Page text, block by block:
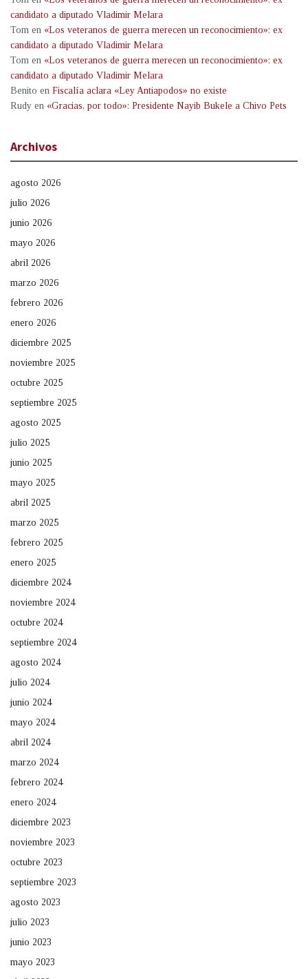
candidato a diputado Vladimir Melara
Tom en «Los veteranos de guerra merecen un reconocimiento»: ex
candidato a diputado Vladimir Melara
Tom en «Los veteranos de guerra merecen un reconocimiento»: ex
candidato a diputado Vladimir Melara
Benito en Fiscalía aclara «Ley Antiapodos» no existe
Rudy en «Gracias, por todo»: Presidente Nayib Bukele a Chivo Pets
Archivos
agosto 2026
julio 2026
junio 2026
mayo 2026
abril 2026
marzo 2026
febrero 2026
enero 2026
diciembre 2025
noviembre 2025
octubre 2025
septiembre 2025
agosto 2025
julio 2025
junio 2025
mayo 2025
abril 2025
marzo 2025
febrero 2025
enero 2025
diciembre 2024
noviembre 2024
octubre 2024
septiembre 2024
agosto 2024
julio 2024
junio 2024
mayo 2024
abril 2024
marzo 2024
febrero 2024
enero 2024
diciembre 2023
noviembre 2023
octubre 2023
septiembre 2023
agosto 2023
julio 2023
junio 2023
mayo 2023